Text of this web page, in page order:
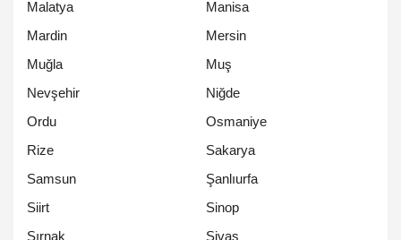
Malatya
Manisa
Mardin
Mersin
Muğla
Muş
Nevşehir
Niğde
Ordu
Osmaniye
Rize
Sakarya
Samsun
Şanlıurfa
Siirt
Sinop
Şırnak
Sivas